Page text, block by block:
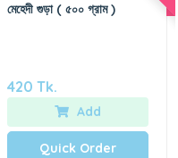
মেহেদী গুড়া ( ৫০০ গ্রাম )
420 Tk.
Add
Quick Order